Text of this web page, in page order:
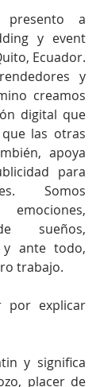
a
y event
Ecuador.
y
creamos
digital que
las otras
apoya
para
Somos
sueños,
y ante todo,
trabajo.
por explicar
y significa
placer de